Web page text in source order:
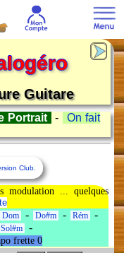
Guitare
Portrait -
On fait
Club.
... quelques
Dom - Do#m - Rém -
Sol#m -
frette 0